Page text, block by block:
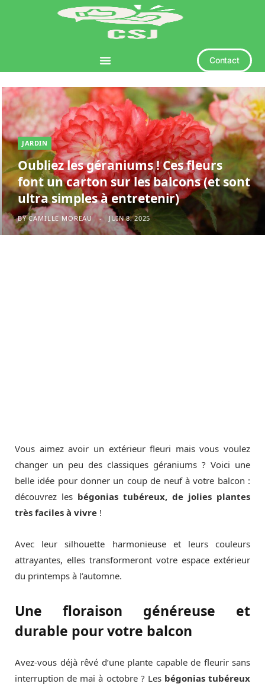
Contact
JARDIN
Oubliez les géraniums ! Ces fleurs
font un carton sur les balcons (et sont
ultra simples à entretenir)
BY CAMILLE MOREAU JUIN 8, 2025
Vous aimez avoir un extérieur fleuri mais vous voulez
changer un peu des classiques géraniums ? Voici une
belle idée pour donner un coup de neuf à votre balcon :
découvrez les bégonias tubéreux, de jolies plantes
très faciles à vivre !
Avec leur silhouette harmonieuse et leurs couleurs
attrayantes, elles transformeront votre espace extérieur
du printemps à l’automne.
Une floraison généreuse et
durable pour votre balcon
Avez-vous déjà rêvé d’une plante capable de fleurir sans
interruption de mai à octobre ? Les bégonias tubéreux